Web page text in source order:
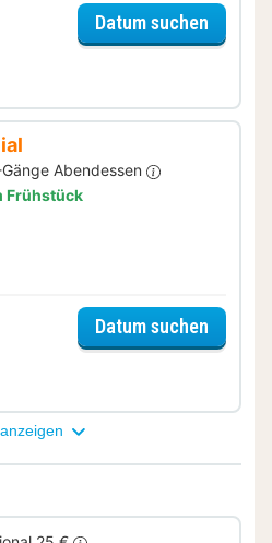
Datum suchen
Abendessen
Frühstück
Datum suchen